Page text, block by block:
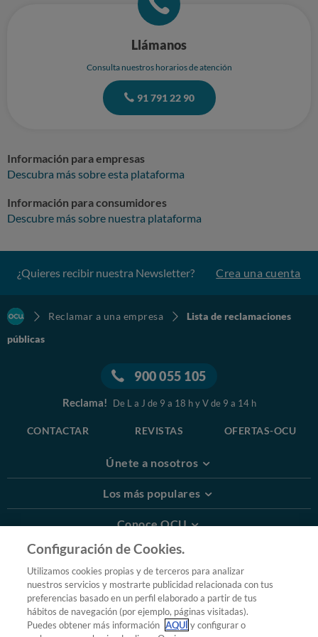
Sin otro particular, atentamente.
Llámanos
Consulta nuestros horarios de atención
91 791 22 90
Información para empresas
Descubra más sobre esta plataforma
Información para consumidores
Descubre más sobre nuestra plataforma
¿Quieres recibir nuestra Newsletter? Crea una cuenta
Reclamar a una empresa
Lista de reclamaciones
públicas
900 055 105
Reclama! De L a J de 9 a 18 h y V de 9 a 14 h
CONTACTAR REVISTAS OFERTAS-OCU
Únete a nosotros
Los más populares
Conoce OCU
Más Información
© 2026 OCU
Condiciones generales de contratación de OCU
Política de privacidad
Configuración de Cookies.
Utilizamos cookies propias y de terceros para analizar
nuestros servicios y mostrarte publicidad relacionada con tus
preferencias basado en un perfil elaborado a partir de tus
hábitos de navegación (por ejemplo, páginas visitadas).
Puedes obtener más información AQUÍy configurar o